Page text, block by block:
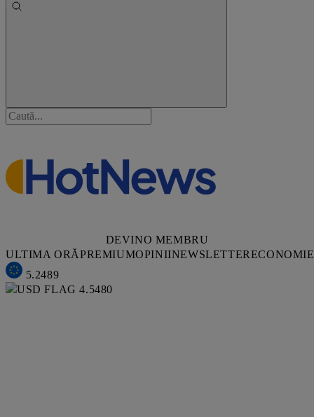
DEVINO MEMBRU
ULTIMA ORĂPREMIUMOPINIINEWSLETTERECONOMIE
5.2489
4.5480